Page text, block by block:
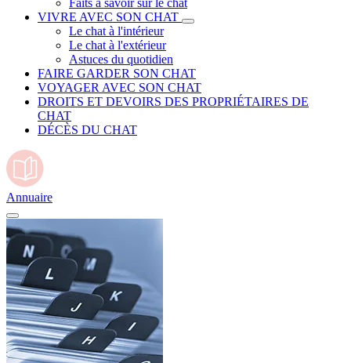
Faits à savoir sur le chat
VIVRE AVEC SON CHAT
Le chat à l'intérieur
Le chat à l'extérieur
Astuces du quotidien
FAIRE GARDER SON CHAT
VOYAGER AVEC SON CHAT
DROITS ET DEVOIRS DES PROPRIÉTAIRES DE
CHAT
DÉCÈS DU CHAT
Annuaire